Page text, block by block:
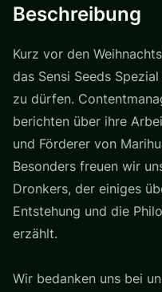
Beschreibung
Kurz vor den
das Sensi Seeds
zu dürfen.
berichten über ihre
und Förderer von
Besonders freuen wir
Dronkers, der einiges
Entstehung und die
erzählt.
Wir bedanken uns bei